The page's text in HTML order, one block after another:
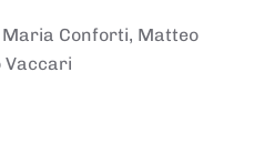
Conforti, Matteo
Vaccari